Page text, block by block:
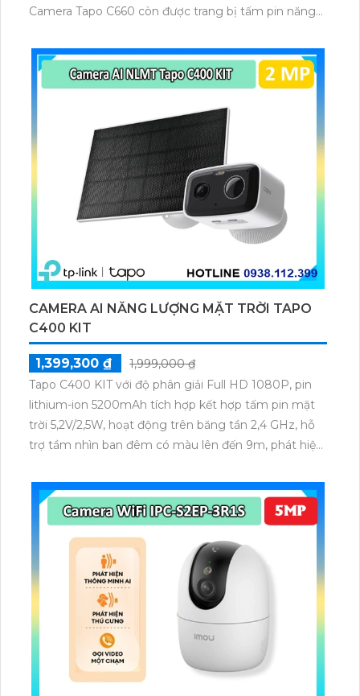
Camera Tapo C660 còn được trang bị tấm pin năng
thú cưng, phương tiện, lưu trữ thẻ microSD tối đa 512
GB.
CAMERA AI NĂNG LƯỢNG MẶT TRỜI TAPO
C400 KIT
1,399,300 ₫
1,999,000 ₫
Tapo C400 KIT với độ phân giải Full HD 1080P, pin
lithium-ion 5200mAh tích hợp kết hợp tấm pin mặt
trời 5,2V/2,5W, hoạt động trên băng tần 2,4 GHz, hỗ
trợ tầm nhìn ban đêm có màu lên đến 9m, phát hiện
dữ liệu qua thẻ microSD lên đến 512GB.